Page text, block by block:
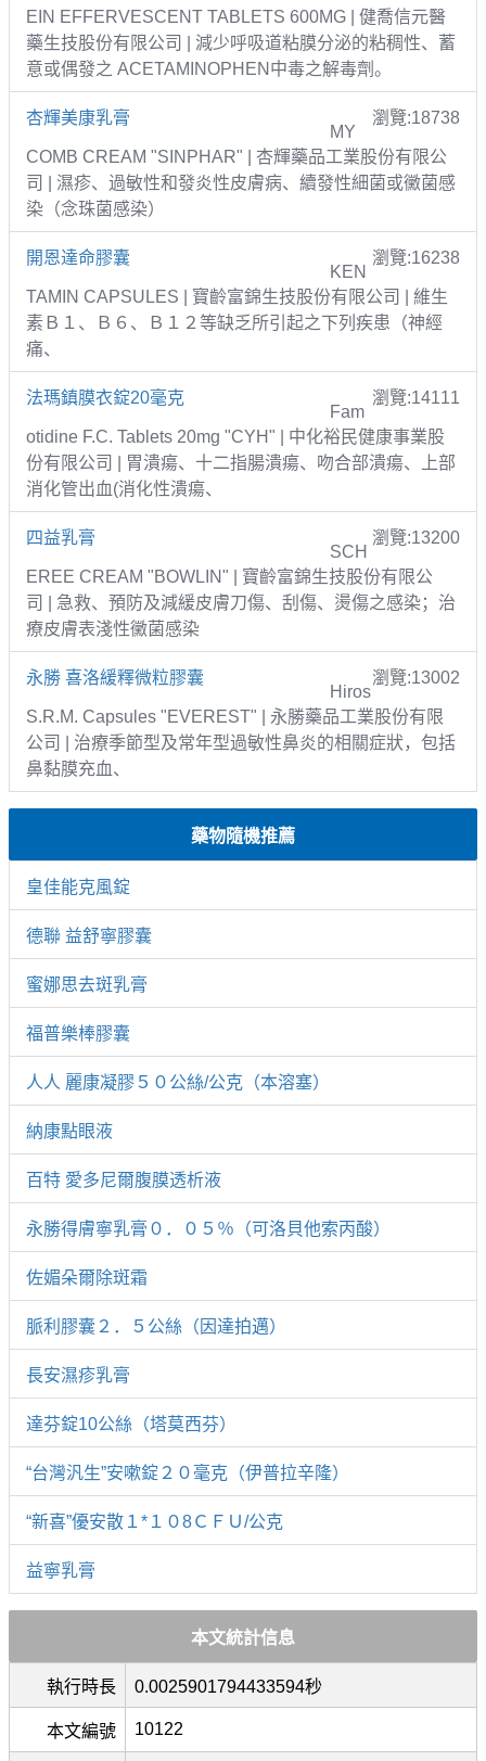
EIN EFFERVESCENT TABLETS 600MG | 健喬信元醫
藥生技股份有限公司 | 減少呼吸道粘膜分泌的粘稠性、蓄
意或偶發之 ACETAMINOPHEN中毒之解毒劑。
杏輝美康乳膏 瀏覽:18738
MY
COMB CREAM "SINPHAR" | 杏輝藥品工業股份有限公
司 | 濕疹、過敏性和發炎性皮膚病、續發性細菌或黴菌感
染（念珠菌感染）
開恩達命膠囊 瀏覽:16238
KEN
TAMIN CAPSULES | 寶齡富錦生技股份有限公司 | 維生
素Ｂ１、Ｂ６、Ｂ１２等缺乏所引起之下列疾患（神經
痛、
法瑪鎮膜衣錠20毫克 瀏覽:14111
Fam
otidine F.C. Tablets 20mg "CYH" | 中化裕民健康事業股
份有限公司 | 胃潰瘍、十二指腸潰瘍、吻合部潰瘍、上部
消化管出血(消化性潰瘍、
四益乳膏 瀏覽:13200
SCH
EREE CREAM "BOWLIN" | 寶齡富錦生技股份有限公
司 | 急救、預防及減緩皮膚刀傷、刮傷、燙傷之感染；治
療皮膚表淺性黴菌感染
永勝 喜洛緩釋微粒膠囊 瀏覽:13002
Hiros
S.R.M. Capsules "EVEREST" | 永勝藥品工業股份有限
公司 | 治療季節型及常年型過敏性鼻炎的相關症狀，包括
鼻黏膜充血、
藥物隨機推薦
皇佳能克風錠
德聯 益舒寧膠囊
蜜娜思去斑乳膏
福普樂棒膠囊
人人 麗康凝膠５０公絲/公克（本溶塞）
納康點眼液
百特 愛多尼爾腹膜透析液
永勝得膚寧乳膏０．０５％（可洛貝他索丙酸）
佐媚朵爾除斑霜
脈利膠囊２．５公絲（因達拍邁）
長安濕疹乳膏
達芬錠10公絲（塔莫西芬）
“台灣汎生”安嗽錠２０毫克（伊普拉辛隆）
“新喜”優安散１*１０8ＣＦＵ/公克
益寧乳膏
本文統計信息
執行時長 0.0025901794433594秒
本文編號 10122